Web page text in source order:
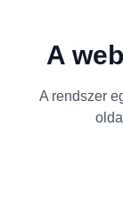
A
A rendszer